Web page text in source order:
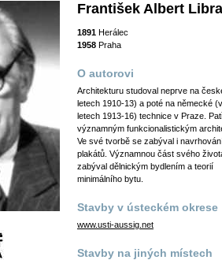
František Albert Libra
1891 Herálec
1958 Praha
O autorovi
Architekturu studoval neprve na
letech 1910-13) a poté na německé (v
letech 1913-16) technice v Praze.
významným funkcionalistickým
Ve své tvorbě se zabýval i
plakátů. Významnou část svého
zabýval dělnickým bydlením a teorií
minimálního bytu.
Stavby v ústeckém okrese
www.usti-aussig.net
Stavby na jiných místech